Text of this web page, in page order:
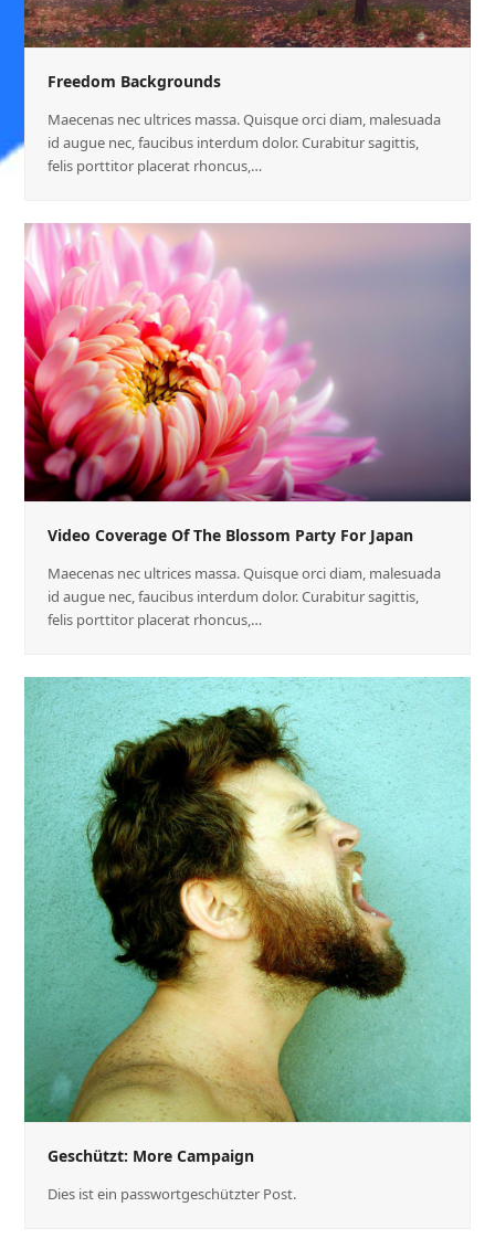
Freedom Backgrounds
Maecenas nec ultrices massa. Quisque orci diam, malesuada
id augue nec, faucibus interdum dolor. Curabitur sagittis,
felis porttitor placerat rhoncus,…
Video Coverage Of The Blossom Party For Japan
Maecenas nec ultrices massa. Quisque orci diam, malesuada
id augue nec, faucibus interdum dolor. Curabitur sagittis,
felis porttitor placerat rhoncus,…
Geschützt: More Campaign
Dies ist ein passwortgeschützter Post.